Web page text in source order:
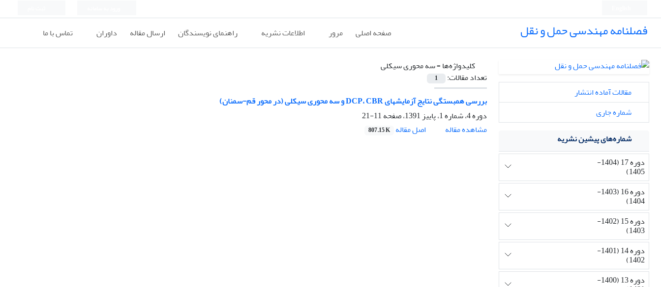
فصلنامه مهندسی حمل و نقل صفحه اصلی مرور اطلاعات نشریه راهنمای نویسندگان ارسال مقاله داوران تماس با ما
کلیدواژه‌ها =سه محوری سیکلی
تعداد مقالات:
1
بررسی همبستگی نتایج آزمایشهای DCP، CBR و سه محوری سیکلی (در محور قم-سمنان)
دوره 4، شماره 1، پاییز 1391، صفحه
11-21
مشاهده مقاله
اصل مقاله 807.15 K
مقالات آماده انتشار
شماره جاری
شماره‌های پیشین نشریه
دوره 17 (1404-
1405)
دوره 16 (1403-
1404)
دوره 15 (1402-
1403)
دوره 14 (1401-
1402)
دوره 13 (1400-